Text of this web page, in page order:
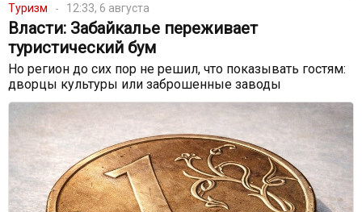
Туризм 12:33, 6 августа
Власти: Забайкалье переживает
туристический бум
Но регион до сих пор не решил, что показывать гостям:
дворцы культуры или заброшенные заводы